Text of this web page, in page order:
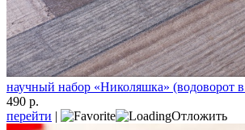
научный набор «Николяшка» (водоворот
490 р.
перейти | Отложить